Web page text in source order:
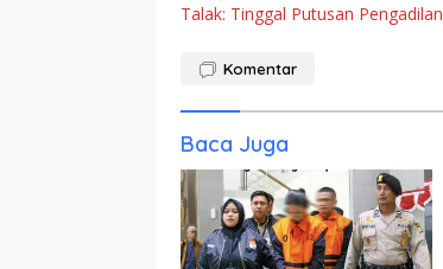
Talak: Tinggal Putusan Pengadilan
Komentar
Baca Juga